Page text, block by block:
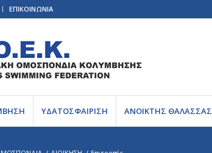
ΕΠΙΚΟΙΝΩΝΙΑ
ΥΔΑΤΟΣΦΑΙΡΙΣΗ ΑΝΟΙΚΤΗΣ ΘΑΛΑΣΣΑΣ